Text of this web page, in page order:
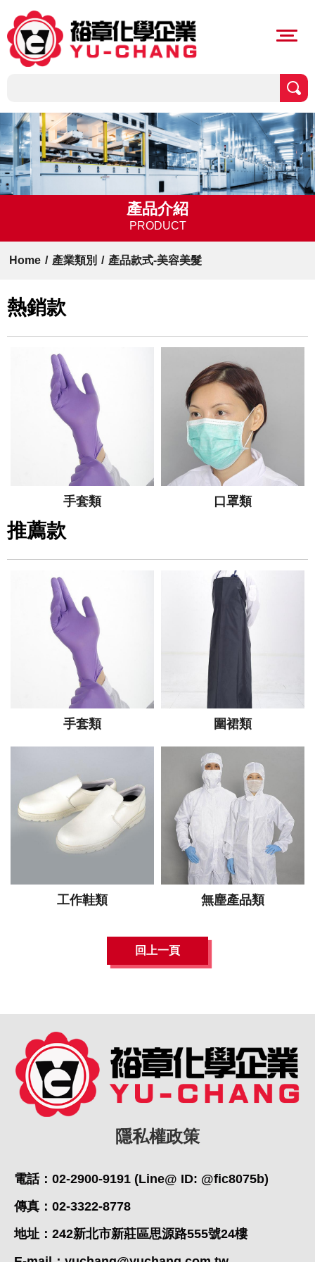
產品介紹
PRODUCT
Home / 產業類別 / 產品款式-美容美髮
熱銷款
手套類 口罩類
推薦款
手套類 圍裙類
工作鞋類 無塵產品類
回上一頁
隱私權政策
電話：02-2900-9191 (Line@ ID: @fic8075b)
傳真：02-3322-8778
地址：242新北市新莊區思源路555號24樓